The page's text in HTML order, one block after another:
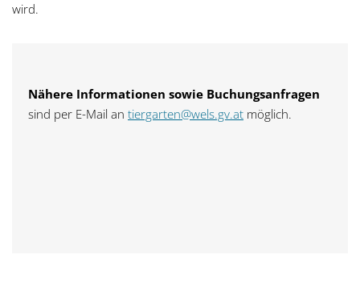
wird.
Nähere Informationen sowie Buchungsanfragen
sind per E-Mail an tiergarten@wels.gv.at möglich.